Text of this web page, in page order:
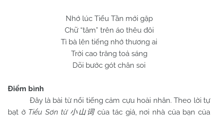
Nhớ lúc Tiểu Tần mới gặp
Chữ “tâm” trên áo thêu đôi
Tì bà lên tiếng nhớ thương ai
Trời cao trăng toả sáng
Dõi bước gót chân soi
Điểm bình
Đây là bài từ nổi tiếng cảm cựu hoài nhân. Theo lời tự
bạt ở Tiểu Sơn từ 小山词của tác giả, nơi nhà của bạn của